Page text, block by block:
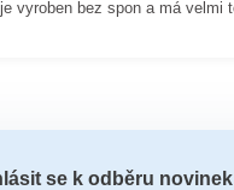
vyroben bez spon a má velmi
se k odběru novinek